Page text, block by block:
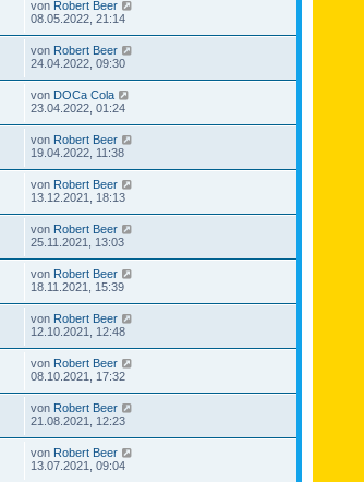
von Robert Beer
08.05.2022, 21:14
von Robert Beer
24.04.2022, 09:30
von DOCa Cola
23.04.2022, 01:24
von Robert Beer
19.04.2022, 11:38
von Robert Beer
13.12.2021, 18:13
von Robert Beer
25.11.2021, 13:03
von Robert Beer
18.11.2021, 15:39
von Robert Beer
12.10.2021, 12:48
von Robert Beer
08.10.2021, 17:32
von Robert Beer
21.08.2021, 12:23
von Robert Beer
13.07.2021, 09:04